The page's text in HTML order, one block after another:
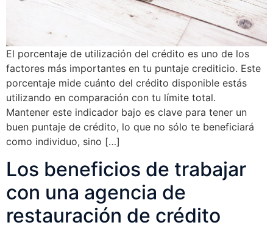
El porcentaje de utilización del crédito es uno de los
factores más importantes en tu puntaje crediticio. Este
porcentaje mide cuánto del crédito disponible estás
utilizando en comparación con tu límite total.
Mantener este indicador bajo es clave para tener un
buen puntaje de crédito, lo que no sólo te beneficiará
como individuo, sino […]
Los beneficios de trabajar
con una agencia de
restauración de crédito